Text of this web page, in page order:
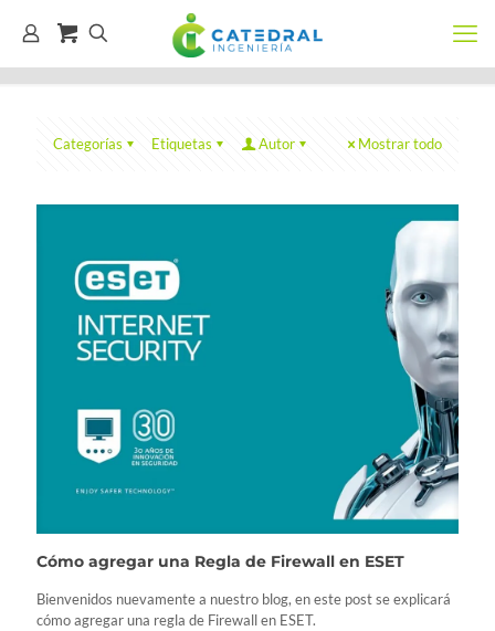
Categorías Etiquetas Autor Mostrar todo
Cómo agregar una Regla de Firewall en ESET
Bienvenidos nuevamente a nuestro blog, en este post se explicará
cómo agregar una regla de Firewall en ESET.